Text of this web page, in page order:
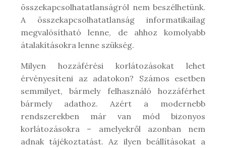
összekapcsolhatatlanságról nem beszélhetünk.
A összekapcsolhatatlanság informatikailag
megvalósítható lenne, de ahhoz komolyabb
átalakításokra lenne szükség.
Milyen hozzáférési korlátozásokat lehet
érvényesíteni az adatokon? Számos esetben
semmilyet, bármely felhasználó hozzáférhet
bármely adathoz. Azért a modernebb
rendszerekben már van mód bizonyos
korlátozásokra – amelyekről azonban nem
adnak tájékoztatást. Az ilyen beállításokat a